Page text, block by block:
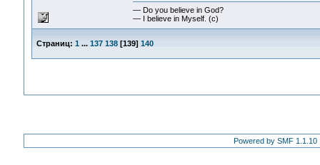
— Do you believe in God?
— I believe in Myself. (c)
Страниц: 1 ... 137 138[139] 140
Powered by SMF 1.1.10